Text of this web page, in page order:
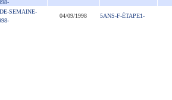
SEMAINE-
04/09/1998 5ANS-F-ÉTAPE1-